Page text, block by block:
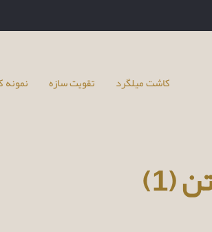
کاشت میلگرد تقویت سازه نمونه
(1)